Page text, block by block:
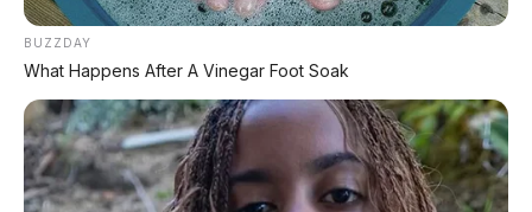
BUZZDAY
What Happens After A Vinegar Foot Soak